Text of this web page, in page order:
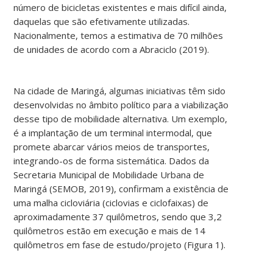
número de bicicletas existentes e mais difícil ainda,
daquelas que são efetivamente utilizadas.
Nacionalmente, temos a estimativa de 70 milhões
de unidades de acordo com a Abraciclo (2019).
Na cidade de Maringá, algumas iniciativas têm sido
desenvolvidas no âmbito político para a viabilização
desse tipo de mobilidade alternativa. Um exemplo,
é a implantação de um terminal intermodal, que
promete abarcar vários meios de transportes,
integrando-os de forma sistemática. Dados da
Secretaria Municipal de Mobilidade Urbana de
Maringá (SEMOB, 2019), confirmam a existência de
uma malha cicloviária (ciclovias e ciclofaixas) de
aproximadamente 37 quilômetros, sendo que 3,2
quilômetros estão em execução e mais de 14
quilômetros em fase de estudo/projeto (Figura 1).